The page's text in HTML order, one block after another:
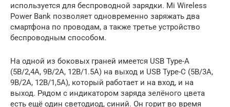
используется для беспроводной зарядки. Mi Wireless
Power Bank позволяет одновременно заряжать два
смартфона по проводам, а также третье устройство
беспроводным способом.
На одной из боковых граней имеется USB Type-A
(5В/2,4А, 9В/2А, 12В/1.5А) на выход и USB Type-C (5В/3А,
9В/2А, 12В/1,5А), который работает и на вход, и на
выход. Рядом с индикатором заряда зелёного цвета
есть ещё один светодиод, синий. Он горит во время